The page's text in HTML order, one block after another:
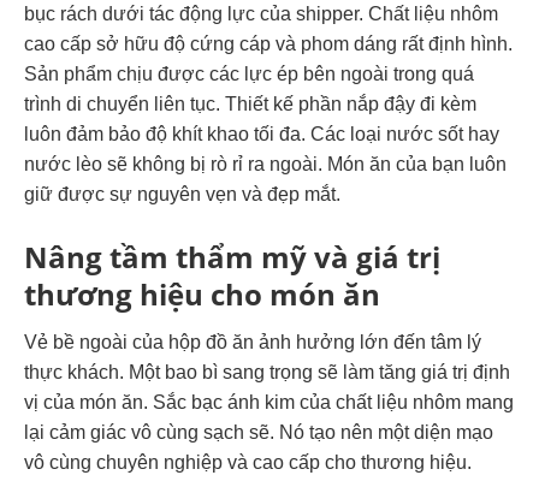
bục rách dưới tác động lực của shipper. Chất liệu nhôm
cao cấp sở hữu độ cứng cáp và phom dáng rất định hình.
Sản phẩm chịu được các lực ép bên ngoài trong quá
trình di chuyển liên tục. Thiết kế phần nắp đậy đi kèm
luôn đảm bảo độ khít khao tối đa. Các loại nước sốt hay
nước lèo sẽ không bị rò rỉ ra ngoài. Món ăn của bạn luôn
giữ được sự nguyên vẹn và đẹp mắt.
Nâng tầm thẩm mỹ và giá trị
thương hiệu cho món ăn
Vẻ bề ngoài của hộp đồ ăn ảnh hưởng lớn đến tâm lý
thực khách. Một bao bì sang trọng sẽ làm tăng giá trị định
vị của món ăn. Sắc bạc ánh kim của chất liệu nhôm mang
lại cảm giác vô cùng sạch sẽ. Nó tạo nên một diện mạo
vô cùng chuyên nghiệp và cao cấp cho thương hiệu.